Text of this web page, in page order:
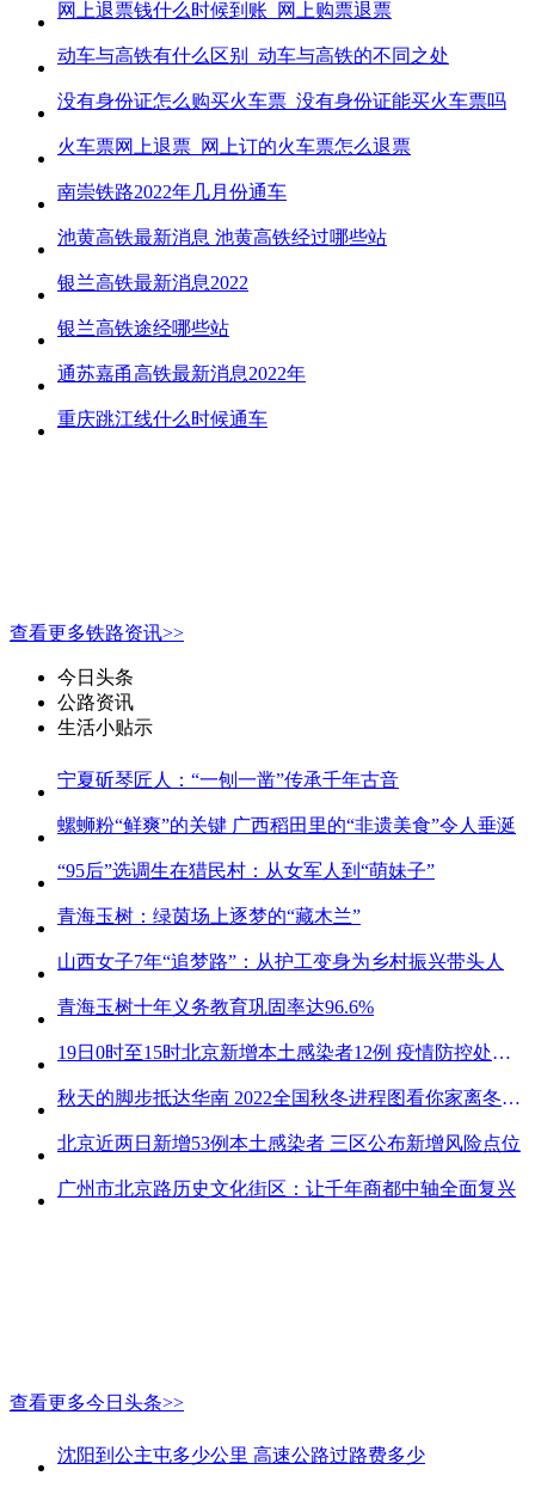
网上退票钱什么时候到账_网上购票退票
动车与高铁有什么区别_动车与高铁的不同之处
没有身份证怎么购买火车票_没有身份证能买火车票吗
火车票网上退票_网上订的火车票怎么退票
南崇铁路2022年几月份通车
池黄高铁最新消息 池黄高铁经过哪些站
银兰高铁最新消息2022
银兰高铁途经哪些站
通苏嘉甬高铁最新消息2022年
重庆跳江线什么时候通车
查看更多铁路资讯>>
今日头条
公路资讯
生活小贴示
宁夏斫琴匠人：“一刨一凿”传承千年古音
螺蛳粉“鲜爽”的关键 广西稻田里的“非遗美食”令人垂涎
“95后”选调生在猎民村：从女军人到“萌妹子”
青海玉树：绿茵场上逐梦的“藏木兰”
山西女子7年“追梦路”：从护工变身为乡村振兴带头人
青海玉树十年义务教育巩固率达96.6%
19日0时至15时北京新增本土感染者12例 疫情防控处关键时刻
秋天的脚步抵达华南 2022全国秋冬进程图看你家离冬天有多远
北京近两日新增53例本土感染者 三区公布新增风险点位
广州市北京路历史文化街区：让千年商都中轴全面复兴
查看更多今日头条>>
沈阳到公主屯多少公里 高速公路过路费多少